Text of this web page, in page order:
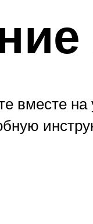
вместе на